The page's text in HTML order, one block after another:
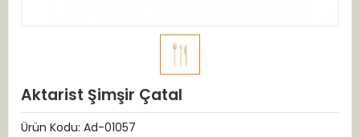
Aktarist Şimşir Çatal
Ürün Kodu: Ad-01057